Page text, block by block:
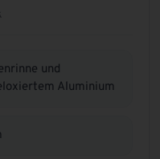
und
Aluminium